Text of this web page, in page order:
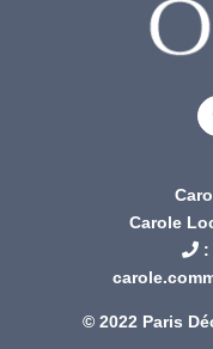
Carole
:
© 2022 Paris